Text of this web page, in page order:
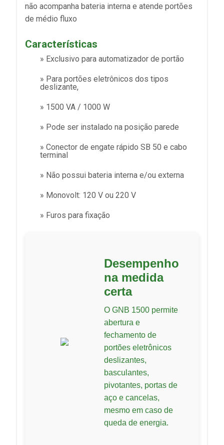
não acompanha bateria interna e atende portões
de médio fluxo
Características
» Exclusivo para automatizador de portão
» Para portões eletrônicos dos tipos
deslizante,
» 1500 VA / 1000 W
» Pode ser instalado na posição parede
» Conector de engate rápido SB 50 e cabo
terminal
» Não possui bateria interna e/ou externa
» Monovolt: 120 V ou 220 V
» Furos para fixação
Desempenho
na medida
certa
O GNB 1500 permite
abertura e
fechamento de
portões eletrônicos
deslizantes,
basculantes,
pivotantes, portas de
aço e cancelas,
mesmo em caso de
queda de energia.